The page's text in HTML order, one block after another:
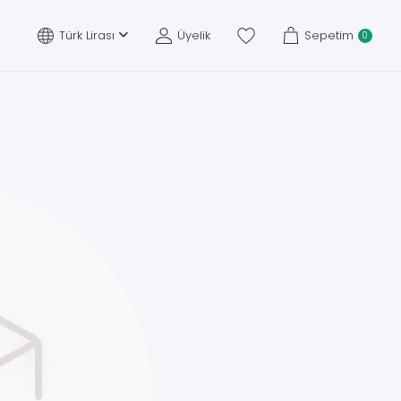
Türk Lirası Üyelik Sepetim 0